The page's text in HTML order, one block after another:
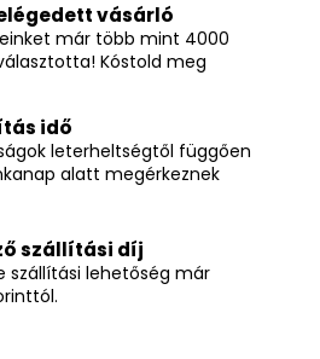
vásárló
már több mint 4000
Kóstold meg
idő
leterheltségtől függően
alatt megérkeznek
szállítási díj
szállítási lehetőség már